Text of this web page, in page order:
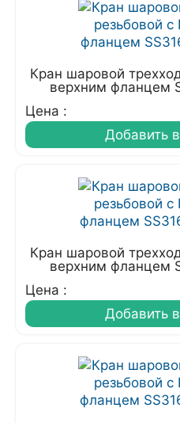
Кран шаровой
верхним фланцем
Цена :
Добавить
Кран шаровой
верхним фланцем
Цена :
Добавить